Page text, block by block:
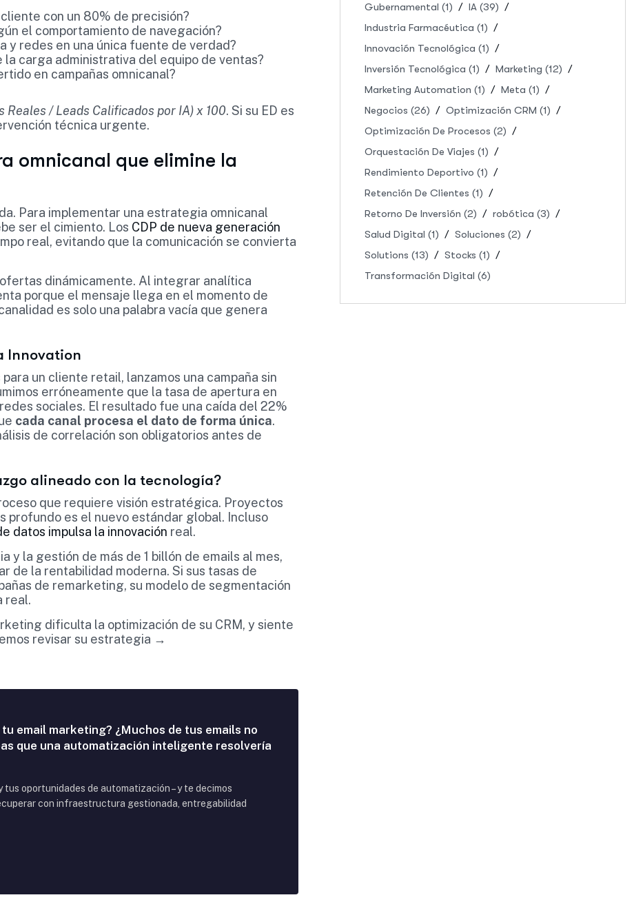
con un 80% de precisión?
el comportamiento de navegación?
y redes en una única fuente de verdad?
carga administrativa del equipo de ventas?
en campañas omnicanal?
Reales / Leads Calificados por IA) x 100. Si su ED es
técnica urgente.
omnicanal que elimine la
Para implementar una estrategia omnicanal
ser el cimiento. Los CDP de nueva generación
real, evitando que la comunicación se convierta
dinámicamente. Al integrar analítica
porque el mensaje llega en el momento de
es solo una palabra vacía que genera
Innovation
un cliente retail, lanzamos una campaña sin
erróneamente que la tasa de apertura en
sociales. El resultado fue una caída del 22%
cada canal procesa el dato de forma única.
de correlación son obligatorios antes de
alineado con la tecnología?
que requiere visión estratégica. Proyectos
profundo es el nuevo estándar global. Incluso
datos impulsa la innovación real.
y la gestión de más de 1 billón de emails al mes,
de la rentabilidad moderna. Si sus tasas de
de remarketing, su modelo de segmentación
real.
dificulta la optimización de su CRM, y siente
revisar su estrategia →
email marketing? ¿Muchos de tus emails no
que una automatización inteligente resolvería
oportunidades de automatización – y te decimos
con infraestructura gestionada, entregabilidad
Gubernamental (1) IA (39)
Industria Farmacéutica (1)
Innovación Tecnológica (1)
Inversión Tecnológica (1) Marketing (12)
Marketing Automation (1) Meta (1)
Negocios (26) Optimización CRM (1)
Optimización De Procesos (2)
Orquestación De Viajes (1)
Rendimiento Deportivo (1)
Retención De Clientes (1)
Retorno De Inversión (2) robótica (3)
Salud Digital (1) Soluciones (2)
Solutions (13) Stocks (1)
Transformación Digital (6)